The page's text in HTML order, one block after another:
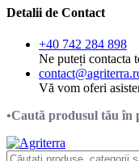
Detalii de Contact
+40 742 284 898
Ne puteți contacta
Vă vom oferi
•Caută produsul tău în